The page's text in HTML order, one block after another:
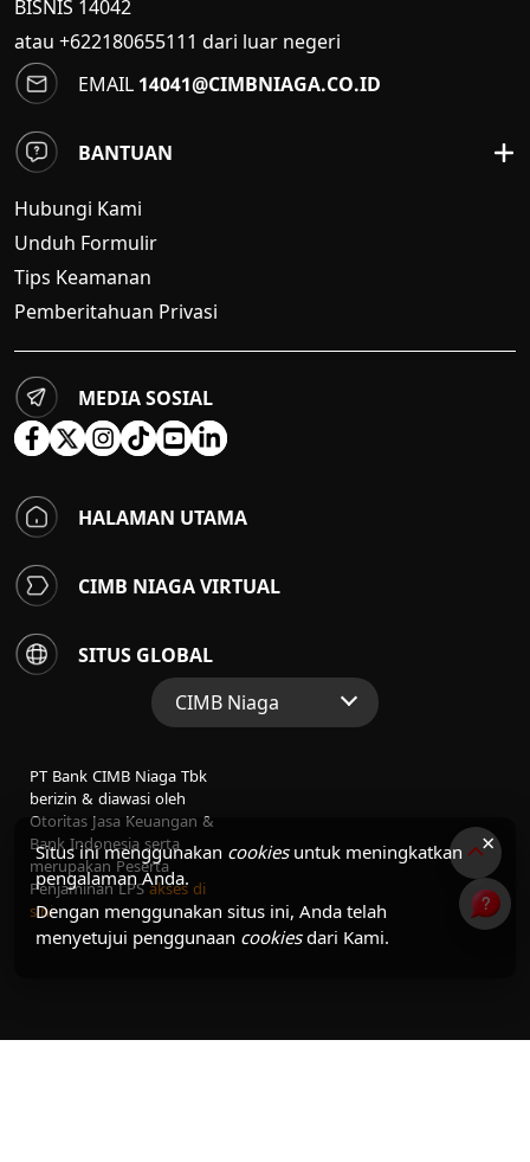
×
Situs ini menggunakan cookiesuntuk meningkatkan
pengalaman Anda.
Dengan menggunakan situs ini, Anda telah
menyetujui penggunaan cookiesdari Kami.
BISNIS 14042
atau +622180655111 dari luar negeri
EMAIL 14041@CIMBNIAGA.CO.ID
BANTUAN
Hubungi Kami
Unduh Formulir
Tips Keamanan
Pemberitahuan Privasi
MEDIA SOSIAL
HALAMAN UTAMA
CIMB NIAGA VIRTUAL
SITUS GLOBAL
CIMB Niaga
Perbankan Konsumen
Perbankan Syariah
PT Bank CIMB Niaga Tbk
berizin & diawasi oleh
Otoritas Jasa Keuangan &
Bank Indonesia serta
merupakan Peserta
Penjaminan LPSakses di
sini